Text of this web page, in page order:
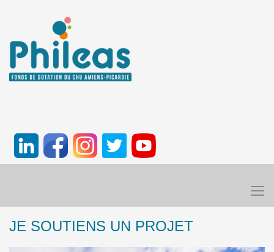
JE SOUTIENS UN PROJET